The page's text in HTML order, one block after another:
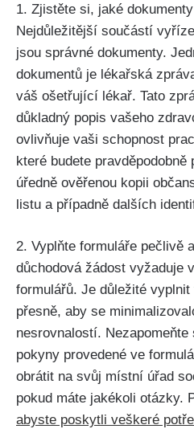
1. Zjistěte si, jaké
Nejdůležitější součástí
jsou správné dokumenty.
dokumentů je lékařská
váš ošetřující lékař. Tato
důkladný popis vašeho
ovlivňuje vaši schopnost
které budete
úředně ověřenou kopii
listu a případně dalších
2. Vyplňte formuláře pečlivě
důchodová žádost vyžaduje
formulářů. Je důležité
přesně, aby se
nesrovnalostí.
pokyny provedené ve
obrátit na svůj místní úřad
pokud máte jakékoli otázky.
abyste poskytli veškeré